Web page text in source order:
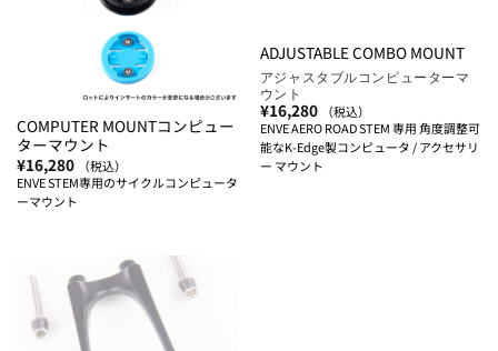
COMPUTER MOUNTコンピュー
ターマウント
¥16,280
（税込）
ENVE STEM専用のサイクルコンピュータ
ーマウント
ADJUSTABLE COMBO MOUNT
アジャスタブルコンピューターマ
ウント
¥16,280
（税込）
ENVE AERO ROAD STEM 専用 角度調整可
能なK-Edge製コンピュータ / アクセサリ
ー マウント